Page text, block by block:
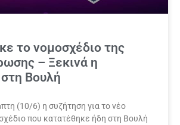
το νομοσχέδιο της
– Ξεκινά η
Βουλή
(10/6) η συζήτηση για το νέο
που κατατέθηκε ήδη στη Βουλή